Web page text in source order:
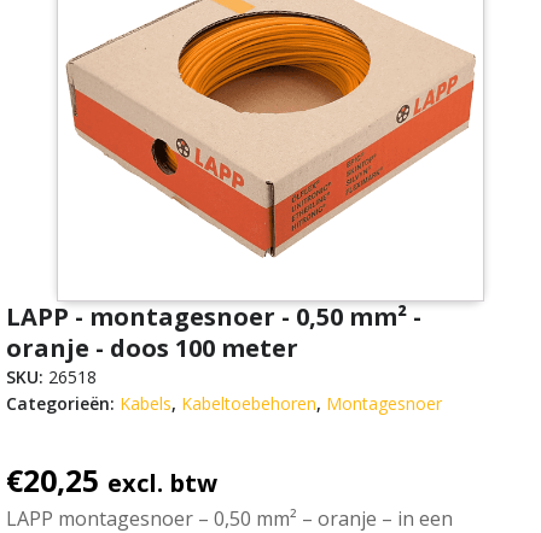
LAPP - montagesnoer - 0,50 mm² -
oranje - doos 100 meter
SKU: 26518
Categorieën: Kabels, Kabeltoebehoren, Montagesnoer
€20,25 excl. btw
LAPP montagesnoer – 0,50 mm² – oranje – in een